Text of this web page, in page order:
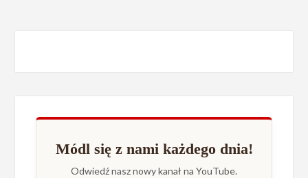
Módl się z nami każdego dnia!
Odwiedź nasz nowy kanał na YouTube.